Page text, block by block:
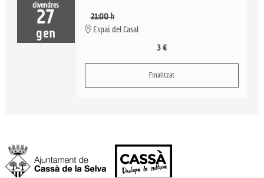
divendres
27
gen
21:00 h
Espai del Casal
3 €
Finalitzat